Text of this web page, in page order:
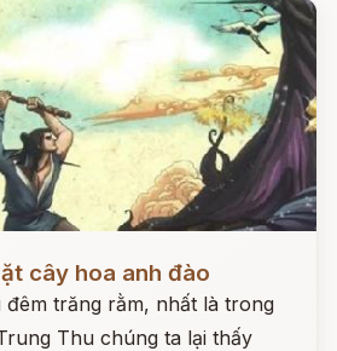
cây hoa anh đào
đêm trăng rằm, nhất là trong
Thu chúng ta lại thấy